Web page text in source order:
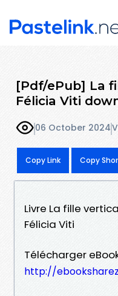
[Pdf/ePub] La
Félicia Viti
06 October 2024
Copy Link Copy
Livre La fille
Félicia Viti
Télécharger
http://